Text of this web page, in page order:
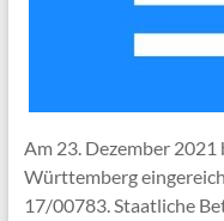
Am 23. Dezember 2021
Württemberg
17/00783. Staatliche